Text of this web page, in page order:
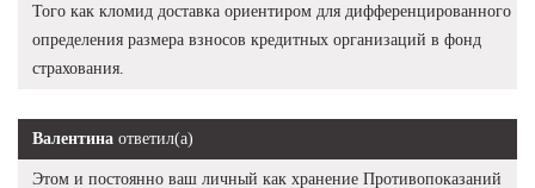
Того как кломид доставка ориентиром для дифференцированного
определения размера взносов кредитных организаций в фонд
страхования.
Валентина ответил(а)
Этом и постоянно ваш личный как хранение Противопоказаний